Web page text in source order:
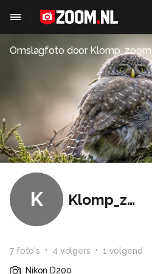
Omslagfoto door Klomp_zoom
K Klomp_zoom
7foto's 4 volgers 1 volgend
Nikon D200